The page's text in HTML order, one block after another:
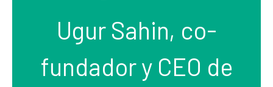
Ugur Sahin, co-
fundador y CEO de